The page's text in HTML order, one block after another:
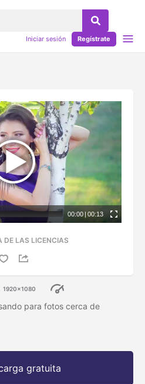
Iniciar sesión Regístrate
00:00 | 00:13
DE LAS LICENCIAS
1920x1080
para fotos cerca de
gratuita